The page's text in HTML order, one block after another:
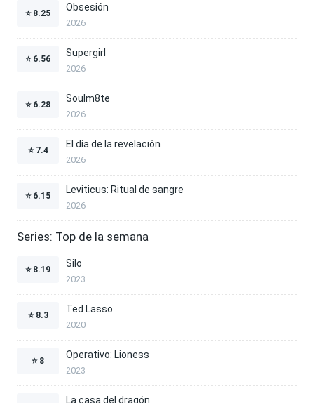
⭐ 8.25
Obsesión
2026
⭐ 6.56
Supergirl
2026
⭐ 6.28
Soulm8te
2026
⭐ 7.4
El día de la revelación
2026
⭐ 6.15
Leviticus: Ritual de sangre
2026
Series: Top de la semana
⭐ 8.19
Silo
2023
⭐ 8.3
Ted Lasso
2020
⭐ 8
Operativo: Lioness
2023
La casa del dragón